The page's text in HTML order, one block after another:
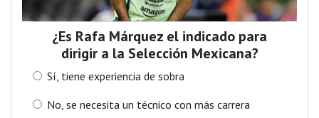
¿Es Rafa Márquez el indicado para
dirigir a la Selección Mexicana?
Sí, tiene experiencia de sobra
No, se necesita un técnico con más carrera